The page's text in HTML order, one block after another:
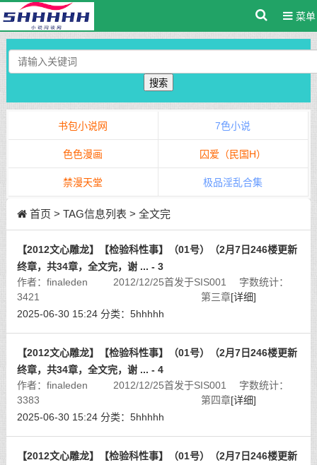
菜单
搜索
书包小说网 7色小说
色色漫画 囚爱（民国H）
禁漫天堂 极品淫乱合集
首页 > TAG信息列表 > 全文完
【2012文心雕龙】【检验科性事】（01号）（2月7日246楼更新
终章，共34章，全文完，谢 ... - 3
作者：finaleden 2012/12/25首发于SIS001 字数统计：
3421 第三章[详细]
2025-06-30 15:24 分类： 5hhhhh
【2012文心雕龙】【检验科性事】（01号）（2月7日246楼更新
终章，共34章，全文完，谢 ... - 4
作者：finaleden 2012/12/25首发于SIS001 字数统计：
3383 第四章[详细]
2025-06-30 15:24 分类： 5hhhhh
【2012文心雕龙】【检验科性事】（01号）（2月7日246楼更新